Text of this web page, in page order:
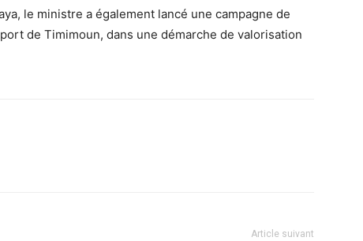
le ministre a également lancé une campagne de
de Timimoun, dans une démarche de valorisation
Article suivant